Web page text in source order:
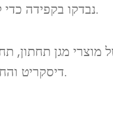
נבדקו בקפידה כדי להבטיח שאפשר להשתמש בהם בבטחה.
מוצרי מגן תחתון,
דיסקריט והחומרים והרכיבים שמהם המוצרים בנויים.